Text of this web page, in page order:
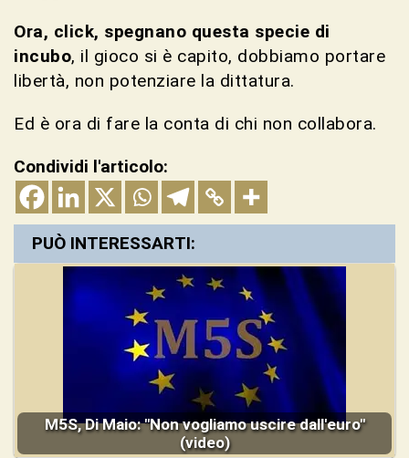
Ora, click, spegnano questa specie di
incubo, il gioco si è capito, dobbiamo portare
libertà, non potenziare la dittatura.
Ed è ora di fare la conta di chi non collabora.
Condividi l'articolo:
PUÒ INTERESSARTI:
M5S, Di Maio: "Non vogliamo uscire dall'euro"
(video)